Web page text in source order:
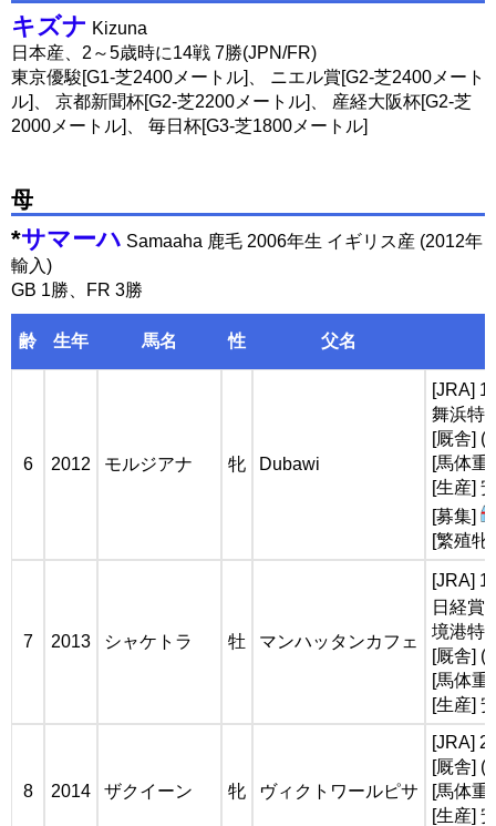
キズナ Kizuna
日本産、2～5歳時に14戦 7勝(JPN/FR)
東京優駿[G1-芝2400メートル]、 ニエル賞[G2-芝2400メート
ル]、 京都新聞杯[G2-芝2200メートル]、 産経大阪杯[G2-芝
2000メートル]、 毎日杯[G3-芝1800メートル]
母
*サマーハ Samaaha 鹿毛 2006年生 イギリス産 (2012年
輸入)
GB 1勝、FR 3勝
齢 生年 馬名 性 父名
6 2012 モルジアナ 牝 Dubawi
[JRA]
舞浜特
[厩舎] (
[馬体重
[生産]
[募集]
[繁殖
7 2013 シャケトラ 牡 マンハッタンカフェ
[JRA]
日経賞
境港特
[厩舎] (
[馬体重
[生産]
8 2014 ザクイーン 牝 ヴィクトワールピサ
[JRA]
[厩舎] (
[馬体重
[生産]